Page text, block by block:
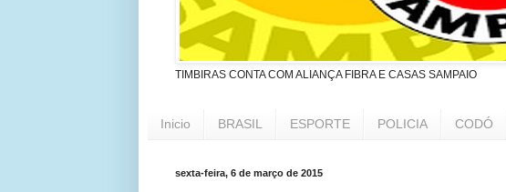
TIMBIRAS CONTA COM ALIANÇA FIBRA E CASAS SAMPAIO
Inicio BRASIL ESPORTE POLICIA CODÓ
sexta-feira, 6 de março de 2015